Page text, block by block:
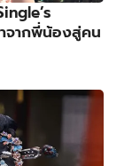
จากพี่น้องสู่คน